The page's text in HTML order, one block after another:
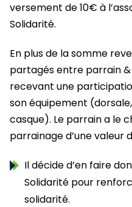
versement de 10€ à
Solidarité.
En plus de la somme
partagés entre parrain &
recevant une
son équipement
casque). Le parrain a le
parrainage d’une valeur
Il décide d’en faire
Solidarité pour
solidarité.